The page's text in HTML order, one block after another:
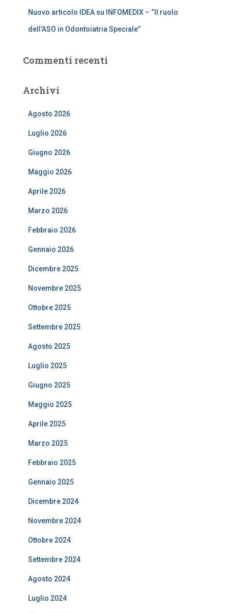
Nuovo articolo IDEA su INFOMEDIX – “Il ruolo
dell’ASO in Odontoiatria Speciale”
Commenti recenti
Archivi
Agosto 2026
Luglio 2026
Giugno 2026
Maggio 2026
Aprile 2026
Marzo 2026
Febbraio 2026
Gennaio 2026
Dicembre 2025
Novembre 2025
Ottobre 2025
Settembre 2025
Agosto 2025
Luglio 2025
Giugno 2025
Maggio 2025
Aprile 2025
Marzo 2025
Febbraio 2025
Gennaio 2025
Dicembre 2024
Novembre 2024
Ottobre 2024
Settembre 2024
Agosto 2024
Luglio 2024